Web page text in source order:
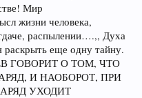
Мир
жизни человека,
распылении….,, Духа
еще одну тайну.
ГОВОРИТ О ТОМ, ЧТО
И НАОБОРОТ, ПРИ
УХОДИТ